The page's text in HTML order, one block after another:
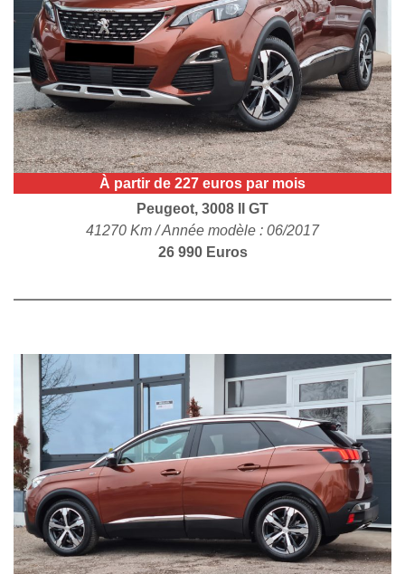
NOUS?
POLITIQUE DE
CONFIDENTIALITÉ
À partir de 227 euros par mois
Peugeot, 3008 II GT
41270 Km / Année modèle : 06/2017
26 990 Euros